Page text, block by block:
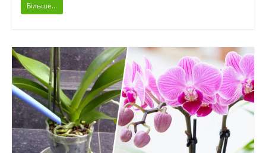
Більше...